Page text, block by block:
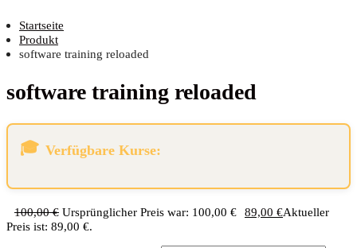
Startseite
Produkt
software training reloaded
soft­ware trai­ning reloaded
Verfügbare Kurse:
100,00€ Ursprünglicher Preis war: 100,00 € 89,00 €Aktueller
Preis ist: 89,00 €.